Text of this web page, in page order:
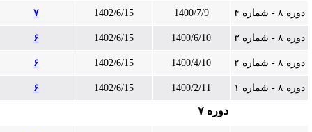
دوره ۸ - شماره ۴ 1400/7/9
1402/6/15
دوره ۸ - شماره ۳ 1400/6/10
1402/6/15
دوره ۸ - شماره ۲ 1400/4/10
1402/6/15
دوره ۸ - شماره ۱ 1400/2/11
1402/6/15
دوره ۷